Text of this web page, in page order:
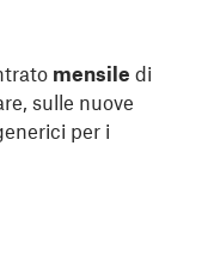
mensile di
sulle nuove
per i